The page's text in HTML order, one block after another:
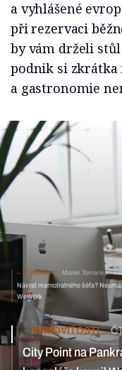
a vyhlášené
při rezervaci
by vám drželi
podnik si
a gastronomie
STARTUPY Marek Tomanka 4
Návrat marnotratného šéfa?
WeWork
NEMOVITOSTI
City Point na